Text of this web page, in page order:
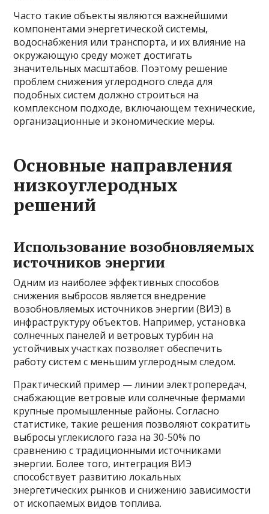
Часто такие объекты являются важнейшими
компонентами энергетической системы,
водоснабжения или транспорта, и их влияние на
окружающую среду может достигать
значительных масштабов. Поэтому решение
проблем снижения углеродного следа для
подобных систем должно строиться на
комплексном подходе, включающем технические,
организационные и экономические меры.
Основные направления
низкоуглеродных
решений
Использование возобновляемых
источников энергии
Одним из наиболее эффективных способов
снижения выбросов является внедрение
возобновляемых источников энергии (ВИЭ) в
инфраструктуру объектов. Например, установка
солнечных панелей и ветровых турбин на
устойчивых участках позволяет обеспечить
работу систем с меньшим углеродным следом.
Практический пример — линии электропередач,
снабжающие ветровые или солнечные фермами
крупные промышленные районы. Согласно
статистике, такие решения позволяют сократить
выбросы углекислого газа на 30-50% по
сравнению с традиционными источниками
энергии. Более того, интеграция ВИЭ
способствует развитию локальных
энергетических рынков и снижению зависимости
от ископаемых видов топлива.